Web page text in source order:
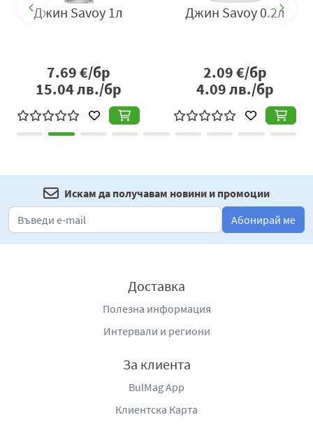
0.2л
лв./бр
Розов джин Savoy 0.7л
13.87
лв./бр
Джин
8.39
Искам да получавам новини и промоции
Абонирай ме
Доставка
Полезна информация
Интервали и региони
За клиента
BulMag App
Клиентска Карта